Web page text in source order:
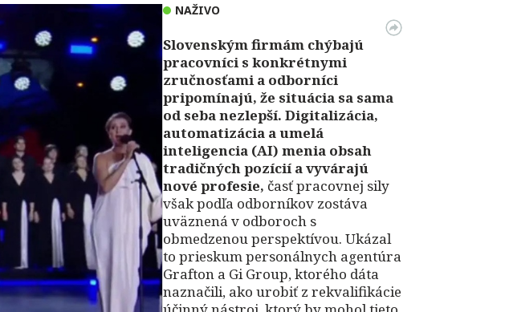
NAŽIVO
Slovenským firmám chýbajú
pracovníci s konkrétnymi
zručnosťami a odborníci
pripomínajú, že situácia sa sama
od seba nezlepší. Digitalizácia,
automatizácia a umelá
inteligencia (AI) menia obsah
tradičných pozícií a vyvárajú
nové profesie, časť pracovnej sily
však podľa odborníkov zostáva
uväznená v odboroch s
obmedzenou perspektívou. Ukázal
to prieskum personálnych agentúra
Grafton a Gi Group, ktorého dáta
naznačili, ako urobiť z rekvalifikácie